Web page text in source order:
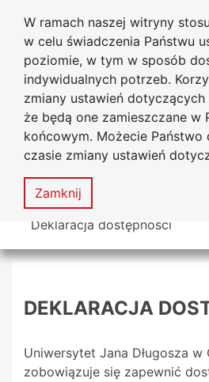
W ramach naszej witryny
w celu świadczenia Państwu
poziomie, w tym w sposób
indywidualnych potrzeb.
zmiany ustawień
że będą one zamieszczane w
końcowym. Możecie
czasie zmiany ustawień
Zamknij
Przejdź do głównego
Przejdź do treści
Przejdź do wyszukiwarki
Przejdź do mapy serwisu
Uniwersytet
Jana
Mapa
serwisu
MENU
Tutaj jesteś
Deklaracja dostępności
DEKLARACJA
Uniwersytet Jana Długosza
zobowiązuje się zapewnić